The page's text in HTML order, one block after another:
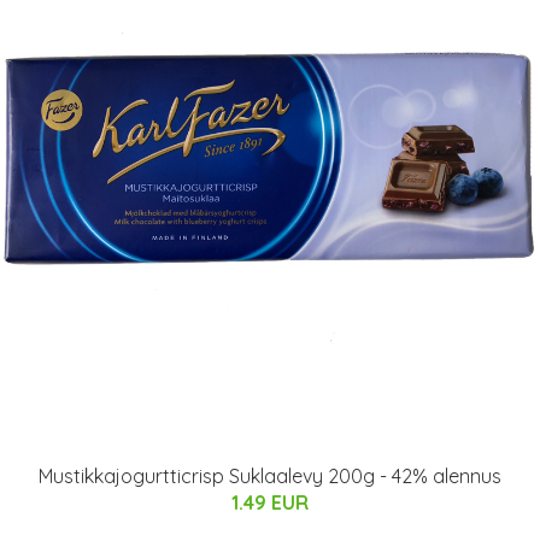
Mustikkajogurtticrisp Suklaalevy 200g - 42% alennus
1.49 EUR